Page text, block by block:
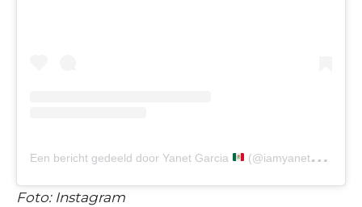
Een bericht gedeeld door Yanet Garcia (@iamyanetgarcia)
Foto: Instagram